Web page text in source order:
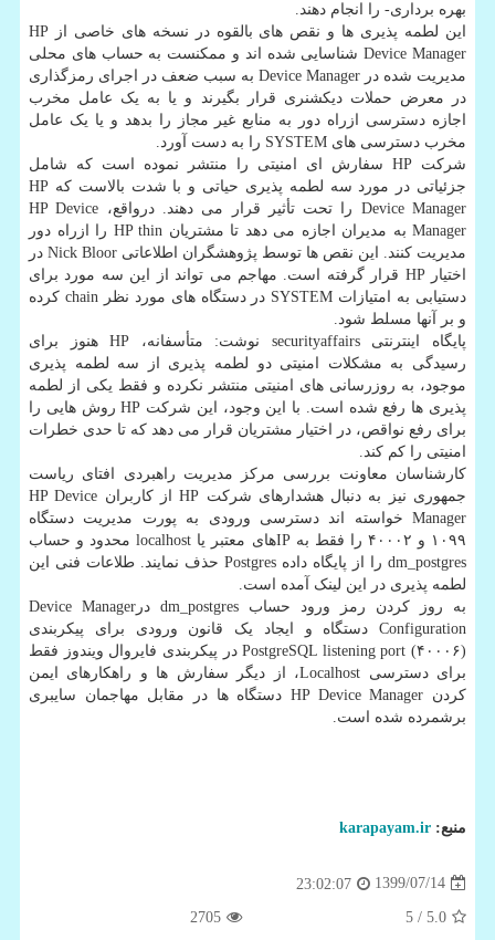
بهره برداری- را انجام دهند.
این لطمه پذیری ها و نقص های بالقوه در نسخه های خاصی از HP
Device Manager شناسایی شده اند و ممکنست به حساب های محلی
مدیریت شده در Device Manager به سبب ضعف در اجرای رمزگذاری
در معرض حملات دیکشنری قرار بگیرند و یا به یک عامل مخرب
اجازه دسترسی ازراه دور به منابع غیر مجاز را بدهد و یا یک عامل
مخرب دسترسی های SYSTEM را به دست آورد.
شرکت HP سفارش ای امنیتی را منتشر نموده است که شامل
جزئیاتی در مورد سه لطمه پذیری حیاتی و با شدت بالاست که HP
Device Manager را تحت تأثیر قرار می دهند. درواقع، HP Device
Manager به مدیران اجازه می دهد تا مشتریان HP thin را ازراه دور
مدیریت کنند. این نقص ها توسط پژوهشگران اطلاعاتی Nick Bloor در
اختیار HP قرار گرفته است. مهاجم می تواند از این سه مورد برای
دستیابی به امتیازات SYSTEM در دستگاه های مورد نظر chain کرده
و بر آنها مسلط شود.
پایگاه اینترنتی securityaffairs نوشت: متأسفانه، HP هنوز برای
رسیدگی به مشکلات امنیتی دو لطمه پذیری از سه لطمه پذیری
موجود، به روزرسانی های امنیتی منتشر نکرده و فقط یکی از لطمه
پذیری‎ ها رفع شده است. با این وجود، این شرکت HP روش هایی را
برای رفع نواقص، در اختیار مشتریان قرار می دهد که تا حدی خطرات
امنیتی را کم کند.
کارشناسان معاونت بررسی مرکز مدیریت راهبردی افتای ریاست
جمهوری نیز به دنبال هشدارهای شرکت HP از کاربران HP Device
Manager خواسته اند دسترسی ورودی به پورت مدیریت دستگاه
۱۰۹۹ و ۴۰۰۰۲ را فقط به IPهای معتبر یا localhost محدود و حساب
dm_postgres را از پایگاه داده Postgres حذف نمایند. طلاعات فنی این
لطمه پذیری در این لینک آمده است.
به روز کردن رمز ورود حساب dm_postgres درDevice Manager
Configuration دستگاه و ایجاد یک قانون ورودی برای پیکربندی
(۴۰۰۰۶) PostgreSQL listening port در پیکربندی فایروال ویندوز فقط
برای دسترسی Localhost، از دیگر سفارش ها و راهکارهای ایمن
کردن HP Device Manager دستگاه ها در مقابل مهاجمان سایبری
برشمرده شده است.
منبع: karapayam.ir
1399/07/14
23:02:07
5.0
/ 5
2705